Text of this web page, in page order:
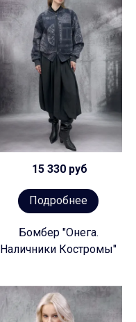
15 330 руб
Подробнее
Бомбер "Онега.
Наличники Костромы"